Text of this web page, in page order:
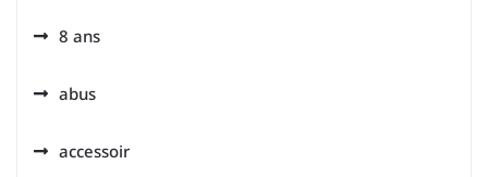
8 ans
abus
accessoir